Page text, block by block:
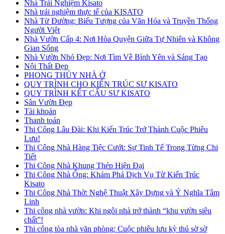
Nhà Trải Nghiệm Kisato
Nhà trải nghiệm thực tế của KISATO
Nhà Từ Đường: Biểu Tượng của Văn Hóa và Truyền Thống
Người Việt
Nhà Vườn Cấp 4: Nơi Hòa Quyện Giữa Tự Nhiên và Không
Gian Sống
Nhà Vườn Nhỏ Đẹp: Nơi Tìm Về Bình Yên và Sáng Tạo
Nội Thất Đẹp
PHONG THỦY NHÀ Ở
QUY TRÌNH CHO KIẾN TRÚC SƯ KISATO
QUY TRÌNH KẾT CẤU SƯ KISATO
Sân Vườn Đẹp
Tài khoản
Thanh toán
Thi Công Lâu Đài: Khi Kiến Trúc Trở Thành Cuộc Phiêu
Lưu!
Thi Công Nhà Hàng Tiệc Cưới: Sự Tinh Tế Trong Từng Chi
Tiết
Thi Công Nhà Khung Thép Hiện Đại
Thi Công Nhà Ống: Khám Phá Dịch Vụ Từ Kiến Trúc
Kisato
Thi Công Nhà Thờ: Nghệ Thuật Xây Dựng và Ý Nghĩa Tâm
Linh
Thi công nhà vườn: Khi ngôi nhà trở thành “khu vườn siêu
chất”!
Thi công tòa nhà văn phòng: Cuộc phiêu lưu kỳ thú sờ sờ